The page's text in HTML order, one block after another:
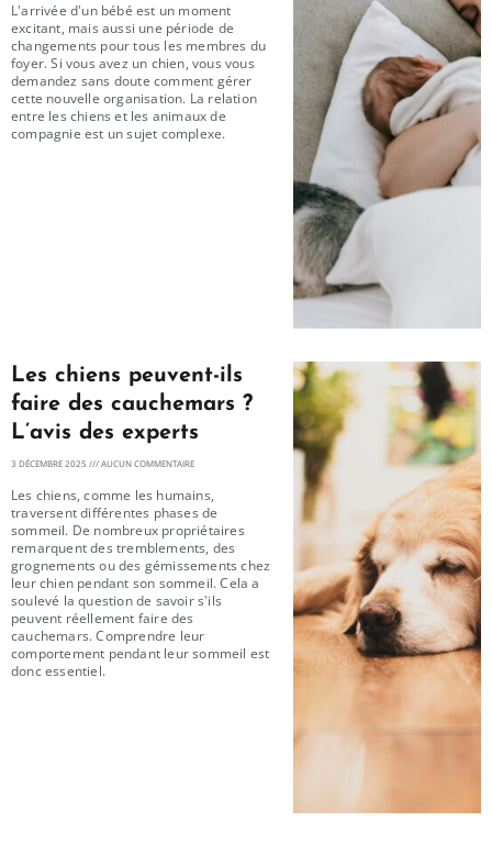
L'arrivée d'un bébé est un moment
excitant, mais aussi une période de
changements pour tous les membres du
foyer. Si vous avez un chien, vous vous
demandez sans doute comment gérer
cette nouvelle organisation. La relation
entre les chiens et les animaux de
compagnie est un sujet complexe.
Les chiens peuvent-ils
faire des cauchemars ?
L’avis des experts
3 DÉCEMBRE 2025 AUCUN COMMENTAIRE
Les chiens, comme les humains,
traversent différentes phases de
sommeil. De nombreux propriétaires
remarquent des tremblements, des
grognements ou des gémissements chez
leur chien pendant son sommeil. Cela a
soulevé la question de savoir s'ils
peuvent réellement faire des
cauchemars. Comprendre leur
comportement pendant leur sommeil est
donc essentiel.